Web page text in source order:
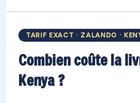
TARIF EXACT · ZALANDO ·
Combien coûte la
Kenya ?